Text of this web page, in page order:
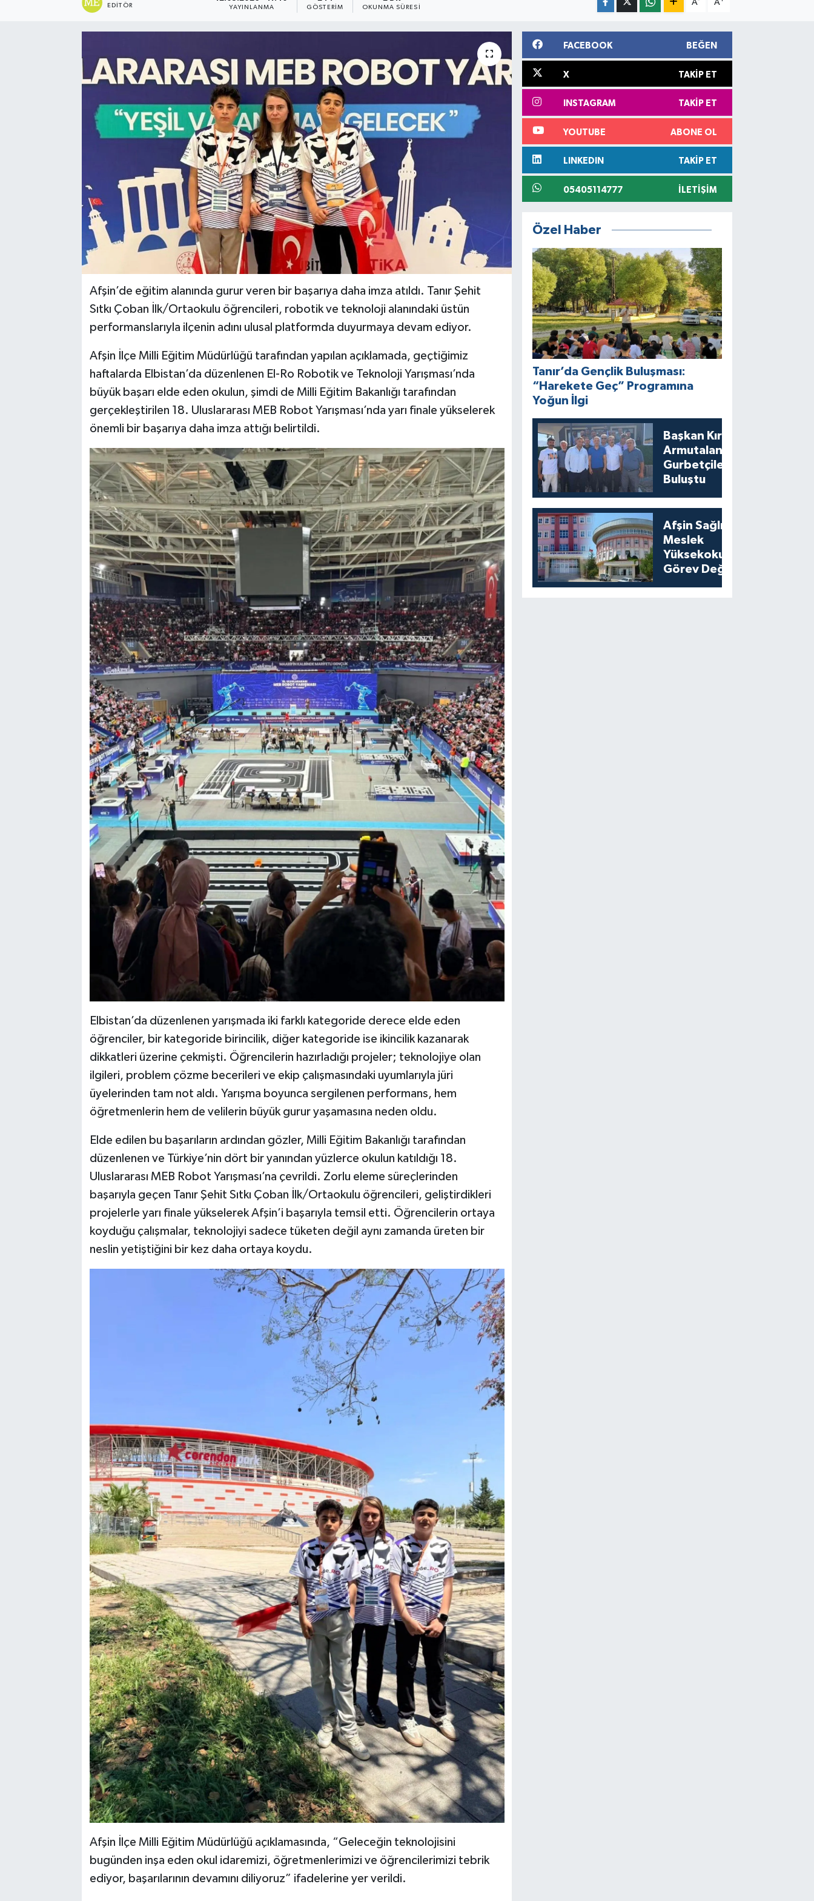
EDITÖR YAYINLANMA GÖSTERIM OKUNMA SÜRESI
A A
Afşin’de eğitim alanında gurur veren bir başarıya daha imza atıldı. Tanır Şehit
Sıtkı Çoban İlk/Ortaokulu öğrencileri, robotik ve teknoloji alanındaki üstün
performanslarıyla ilçenin adını ulusal platformda duyurmaya devam ediyor.
Afşin İlçe Milli Eğitim Müdürlüğü tarafından yapılan açıklamada, geçtiğimiz
haftalarda Elbistan’da düzenlenen El-Ro Robotik ve Teknoloji Yarışması’nda
büyük başarı elde eden okulun, şimdi de Milli Eğitim Bakanlığı tarafından
gerçekleştirilen 18. Uluslararası MEB Robot Yarışması’nda yarı finale yükselerek
önemli bir başarıya daha imza attığı belirtildi.
Elbistan’da düzenlenen yarışmada iki farklı kategoride derece elde eden
öğrenciler, bir kategoride birincilik, diğer kategoride ise ikincilik kazanarak
dikkatleri üzerine çekmişti. Öğrencilerin hazırladığı projeler; teknolojiye olan
ilgileri, problem çözme becerileri ve ekip çalışmasındaki uyumlarıyla jüri
üyelerinden tam not aldı. Yarışma boyunca sergilenen performans, hem
öğretmenlerin hem de velilerin büyük gurur yaşamasına neden oldu.
Elde edilen bu başarıların ardından gözler, Milli Eğitim Bakanlığı tarafından
düzenlenen ve Türkiye’nin dört bir yanından yüzlerce okulun katıldığı 18.
Uluslararası MEB Robot Yarışması’na çevrildi. Zorlu eleme süreçlerinden
başarıyla geçen Tanır Şehit Sıtkı Çoban İlk/Ortaokulu öğrencileri, geliştirdikleri
projelerle yarı finale yükselerek Afşin’i başarıyla temsil etti. Öğrencilerin ortaya
koyduğu çalışmalar, teknolojiyi sadece tüketen değil aynı zamanda üreten bir
neslin yetiştiğini bir kez daha ortaya koydu.
Afşin İlçe Milli Eğitim Müdürlüğü açıklamasında, “Geleceğin teknolojisini
bugünden inşa eden okul idaremizi, öğretmenlerimizi ve öğrencilerimizi tebrik
ediyor, başarılarının devamını diliyoruz” ifadelerine yer verildi.
FACEBOOK BEĞEN
X TAKIP ET
INSTAGRAM TAKIP ET
YOUTUBE ABONE OL
LINKEDIN TAKIP ET
05405114777 İLETIŞIM
Özel Haber
Tanır’da Gençlik Buluşması:
“Harekete Geç” Programına
Yoğun İlgi
Başkan Kıraç
Armutalan’da
Gurbetçilerle
Buluştu
Afşin Sağlık ve
Meslek
Yüksekokullarında
Görev Değişikliği